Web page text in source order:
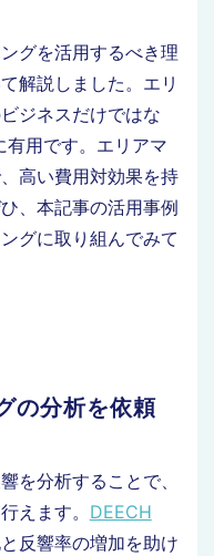
グを活用するべき理
解説しました。 エリ
ジネスだけではな
有用です。エリアマ
高い費用対効果を持
、本記事の活用事例
グに取り組んでみて
の分析を依頼
を分析することで、
えます。 DEECH
反響率の増加を助け